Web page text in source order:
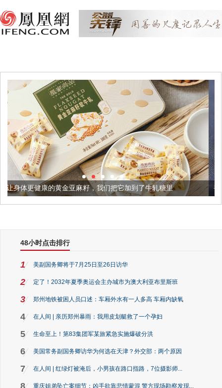
麻籽，我们把它加到了牛轧糖里 被列入佛家七宝的它到
48小时点击排行
1 美副国务卿将于7月25日至26日访华
2 定了！2032年夏季奥运会主办城市为澳大利亚布里斯班
3 郑州地铁被困人员口述：车厢外水有一人多高 车厢内缺氧
4 在人间 | 亲历郑州暴雨：我用皮划艇救了一个孕妇
5 生命至上！第83集团军某旅紧急实施爆破分洪
6 美国常务副国务卿访华为何选在天津？外交部：两个原因
7 在人间 | 红绿灯被淹后，小男孩在路口指路，7位摄影师...
8 重庆姐弟坠亡案细节：凶手欲靠悲情蒙混 警方现场勘察发现...